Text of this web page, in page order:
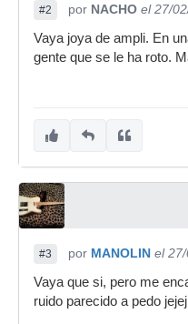
#2 por NACHO el 27/
Vaya joya de ampli. En
gente que se le ha roto.
#3 por MANOLIN el
Vaya que si, pero me
ruido parecido a pedo